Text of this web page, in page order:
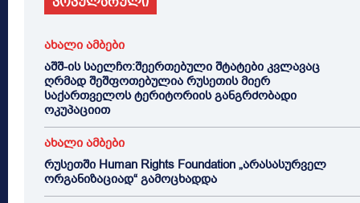
ახალი ამბები
აშშ-ის საელჩო:შეერთებული შტატები კვლავაც
ღრმად შეშფოთებულია რუსეთის მიერ
საქართველოს ტერიტორიის განგრძობადი
ოკუპაციით
ახალი ამბები
რუსეთში Human Rights Foundation „არასასურველ
ორგანიზაციად“ გამოცხადდა